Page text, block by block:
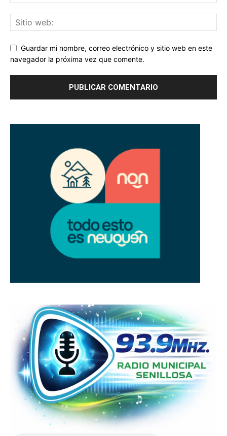
Guardar mi nombre, correo electrónico y sitio web en este
navegador la próxima vez que comente.